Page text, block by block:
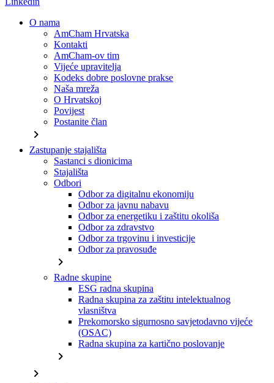
O nama
AmCham Hrvatska
Kontakti
AmCham-ov tim
Vijeće upravitelja
Kodeks dobre poslovne prakse
Naša mreža
O Hrvatskoj
Povijest
Postanite član
chevron_right
Zastupanje stajališta
Sastanci s dionicima
Stajališta
Odbori
Odbor za digitalnu ekonomiju
Odbor za javnu nabavu
Odbor za energetiku i zaštitu okoliša
Odbor za zdravstvo
Odbor za trgovinu i investicije
Odbor za pravosuđe
chevron_right
Radne skupine
ESG radna skupina
Radna skupina za zaštitu intelektualnog
vlasništva
Prekomorsko sigurnosno savjetodavno vijeće
(OSAC)
Radna skupina za kartično poslovanje
chevron_right
chevron_right